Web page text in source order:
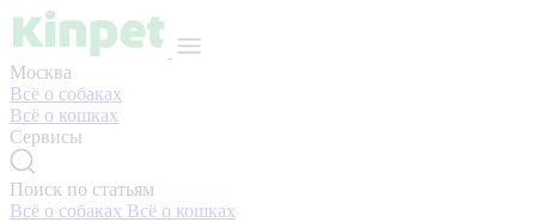
Москва
Всё о собаках
Всё о кошках
Сервисы
Поиск по статьям
Всё о собаках Всё о кошках